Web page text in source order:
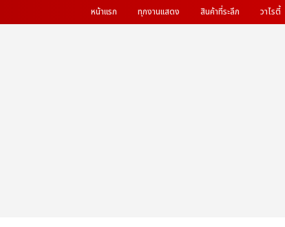
หน้าแรก ทุกงานแสดง สินค้าที่ระลึก วาไรตี้